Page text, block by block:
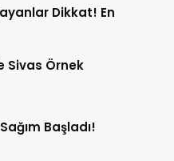
Dikkat! En
Sivas Örnek
Başladı!